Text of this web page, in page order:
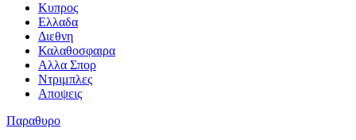
Κυπρος
Ελλαδα
Διεθνη
Καλαθοσφαιρα
Αλλα Σπορ
Ντριμπλες
Αποψεις
Παραθυρο